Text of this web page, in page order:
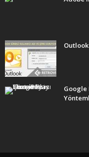
Google